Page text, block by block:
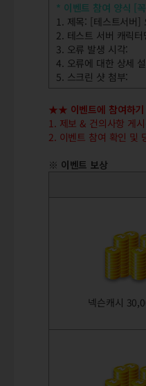
* 이벤트 참여 양식 [
1. 제목: [테스트서버]
2. 테스트 서버 캐릭터
3. 오류 발생 시각:
4. 오류에 대한 상세
5. 스크린 샷 첨부:
★★ 이벤트에 참여하
1. 제보 & 건의사항 게
2. 이벤트 참여 확인 및
※ 이벤트 보상
넥슨캐시